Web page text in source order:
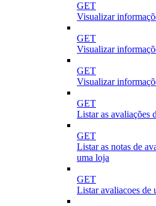
GET
Visualizar
GET
Visualizar
GET
Visualizar
GET
Listar as avaliações
GET
Listar as notas de
uma loja
GET
Listar avaliacoes de